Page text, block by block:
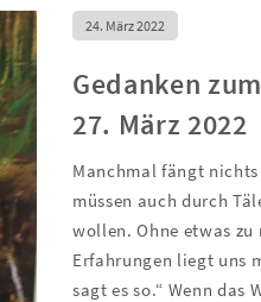
24. März 2022
Gedanken
27. März 2022
Manchmal fängt
müssen auch durch
wollen. Ohne etwas
Erfahrungen liegt uns
sagt es so.“ Wenn